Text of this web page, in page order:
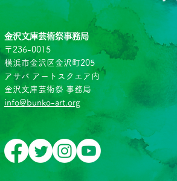
金沢文庫芸術祭事務局
〒236-0015
横浜市金沢区金沢町205
アサバ アートスクエア内
金沢文庫芸術祭 事務局
info@bunko-art.org